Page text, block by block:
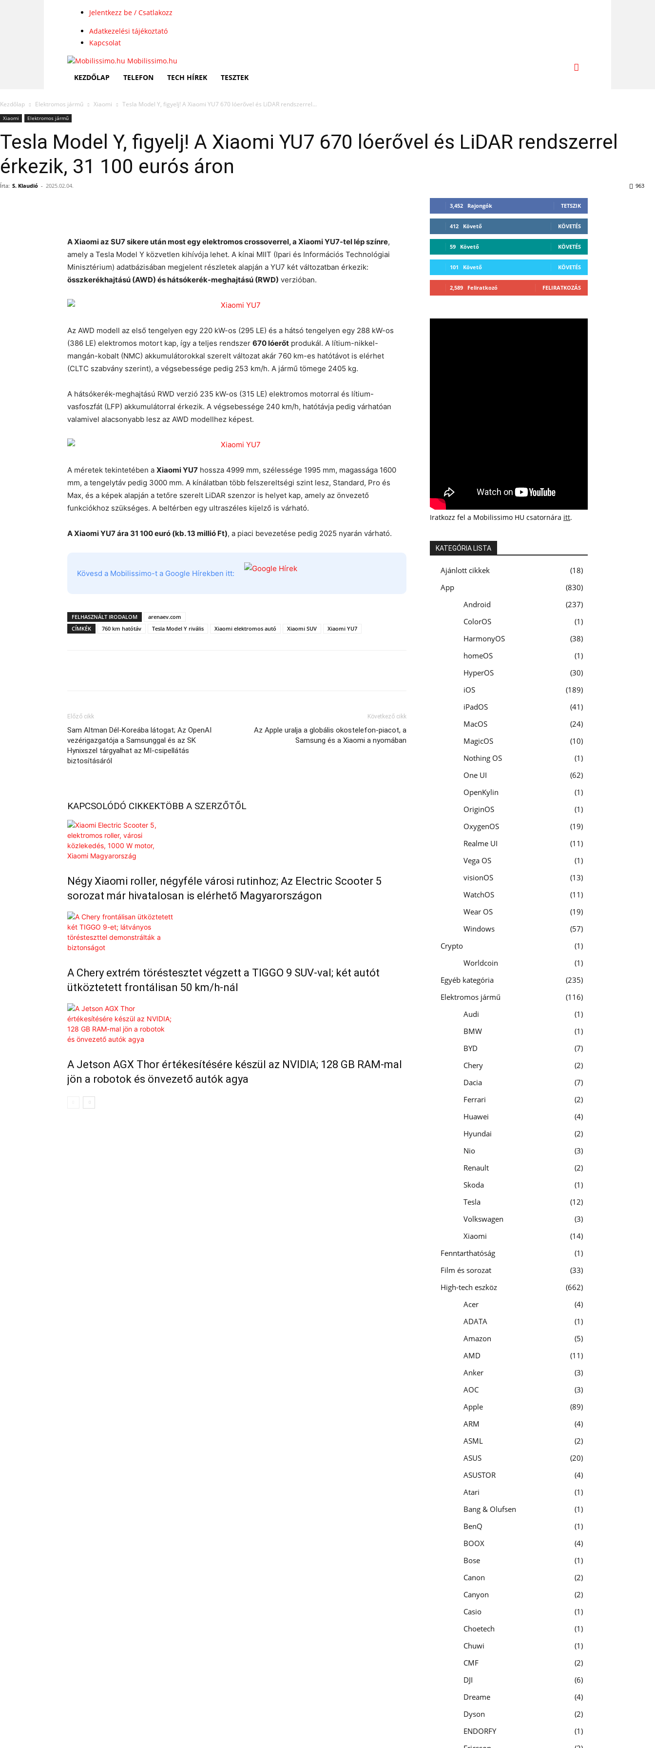
Jelentkezz be / Csatlakozz
Adatkezelési tájékoztató
Kapcsolat
Mobilissimo.hu
KEZDŐLAP
TELEFON TECH HÍREK TESZTEK
Kezdőlap Elektromos jármű Xiaomi Tesla Model Y, figyelj! A Xiaomi YU7 670 lóerővel és LiDAR rendszerrel...
Xiaomi Elektromos jármű
Tesla Model Y, figyelj! A Xiaomi YU7 670 lóerővel és LiDAR rendszerrel
érkezik, 31 100 eurós áron
Írta: S. Klaudió - 2025.02.04. 963
A Xiaomi az SU7 sikere után most egy elektromos crossoverrel, a Xiaomi YU7-tel lép színre,
amely a Tesla Model Y közvetlen kihívója lehet. A kínai MIIT (Ipari és Információs Technológiai
Minisztérium) adatbázisában megjelent részletek alapján a YU7 két változatban érkezik:
összkerékhajtású (AWD) és hátsókerék-meghajtású (RWD) verzióban.
Az AWD modell az első tengelyen egy 220 kW-os (295 LE) és a hátsó tengelyen egy 288 kW-os
(386 LE) elektromos motort kap, így a teljes rendszer 670 lóerőt produkál. A lítium-nikkel-
mangán-kobalt (NMC) akkumulátorokkal szerelt változat akár 760 km-es hatótávot is elérhet
(CLTC szabvány szerint), a végsebessége pedig 253 km/h. A jármű tömege 2405 kg.
A hátsókerék-meghajtású RWD verzió 235 kW-os (315 LE) elektromos motorral és lítium-
vasfoszfát (LFP) akkumulátorral érkezik. A végsebessége 240 km/h, hatótávja pedig várhatóan
valamivel alacsonyabb lesz az AWD modellhez képest.
A méretek tekintetében a Xiaomi YU7 hossza 4999 mm, szélessége 1995 mm, magassága 1600
mm, a tengelytáv pedig 3000 mm. A kínálatban több felszereltségi szint lesz, Standard, Pro és
Max, és a képek alapján a tetőre szerelt LiDAR szenzor is helyet kap, amely az önvezető
funkciókhoz szükséges. A beltérben egy ultraszéles kijelző is várható.
A Xiaomi YU7 ára 31 100 euró (kb. 13 millió Ft), a piaci bevezetése pedig 2025 nyarán várható.
Kövesd a Mobilissimo-t a Google Hírekben itt:
FELHASZNÁLT IRODALOM
arenaev.com
CÍMKÉK
760 km hatótáv Tesla Model Y rivális Xiaomi elektromos autó Xiaomi SUV Xiaomi YU7
Előző cikk
Sam Altman Dél-Koreába látogat; Az OpenAI
vezérigazgatója a Samsunggal és az SK
Hynixszel tárgyalhat az MI-csipellátás
biztosításáról
Következő cikk
Az Apple uralja a globális okostelefon-piacot, a
Samsung és a Xiaomi a nyomában
KAPCSOLÓDÓ CIKKEKTÖBB A SZERZŐTŐL
Négy Xiaomi roller, négyféle városi rutinhoz; Az Electric Scooter 5
sorozat már hivatalosan is elérhető Magyarországon
A Chery extrém töréstesztet végzett a TIGGO 9 SUV-val; két autót
ütköztetett frontálisan 50 km/h-nál
A Jetson AGX Thor értékesítésére készül az NVIDIA; 128 GB RAM-mal
jön a robotok és önvezető autók agya
3,452 Rajongók TETSZIK
412 Követő KÖVETÉS
59 Követő KÖVETÉS
101 Követő KÖVETÉS
2,589 Feliratkozó FELIRATKOZÁS
Iratkozz fel a Mobilissimo HU csatornára itt.
KATEGÓRIA LISTA
Ajánlott cikkek
18
App
830
Android
237
ColorOS
1
HarmonyOS
38
homeOS
1
HyperOS
30
iOS
189
iPadOS
41
MacOS
24
MagicOS
10
Nothing OS
1
One UI
62
OpenKylin
1
OriginOS
1
OxygenOS
19
Realme UI
11
Vega OS
1
visionOS
13
WatchOS
11
Wear OS
19
Windows
57
Crypto
1
Worldcoin
1
Egyéb kategória
235
Elektromos jármű
116
Audi
1
BMW
1
BYD
7
Chery
2
Dacia
7
Ferrari
2
Huawei
4
Hyundai
2
Nio
3
Renault
2
Skoda
1
Tesla
12
Volkswagen
3
Xiaomi
14
Fenntarthatóság
1
Film és sorozat
33
High-tech eszköz
662
Acer
4
ADATA
1
Amazon
5
AMD
11
Anker
3
AOC
3
Apple
89
ARM
4
ASML
2
ASUS
20
ASUSTOR
4
Atari
1
Bang & Olufsen
1
BenQ
1
BOOX
4
Bose
1
Canon
2
Canyon
2
Casio
1
Choetech
1
Chuwi
1
CMF
2
DJI
6
Dreame
4
Dyson
2
ENDORFY
1